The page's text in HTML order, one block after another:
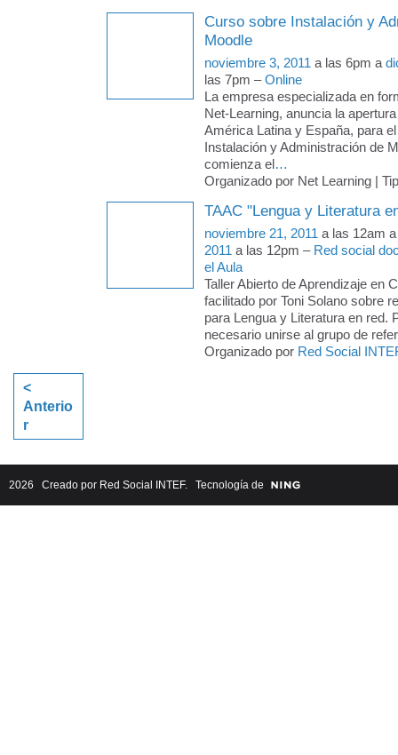
Curso sobre Instalación y
Moodle
noviembre 3, 2011 a las 6pm a
las 7pm –Online
La empresa especializada en
Net-Learning, anuncia la
América Latina y España, para
Instalación y Administración de
comienza el…
Organizado por Net Learning |
TAAC "Lengua y Literatura
noviembre 21, 2011 a las 12am
2011 a las 12pm – Red social
el Aula
Taller Abierto de Aprendizaje en
facilitado por Toni Solano sobre
para Lengua y Literatura en red.
necesario unirse al grupo de
Organizado por Red Social
<
Anterio
r
2026 Creado por Red Social INTEF. Tecnología de